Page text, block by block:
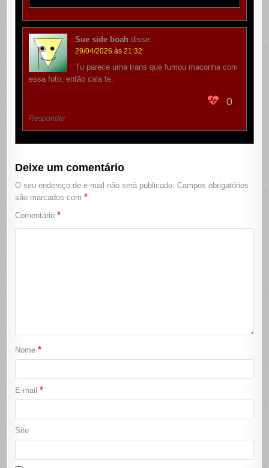
Sue side boah disse:
29/04/2026 às 21:32
Tu parece uma trans que fumou maconha com
essa foto, então cala te.
0
Responder
Deixe um comentário
O seu endereço de e-mail não será publicado. Campos obrigatórios
são marcados com*
Comentário*
Nome*
E-mail*
Site